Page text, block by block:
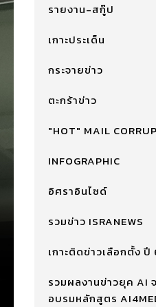
รายงาน-สกู๊ป
เกาะประเด็น
กระจายข่าว
ตะกร้าข่าว
"HOT" MAIL
INFOGRAPHIC
อิศราอินไซด์
รวมข่าว ISRANEWS
เกาะติดข่าวเลือกตั้ง ปี
รวมผลงานข่าวยุค AI
อบรมหลักสูตร